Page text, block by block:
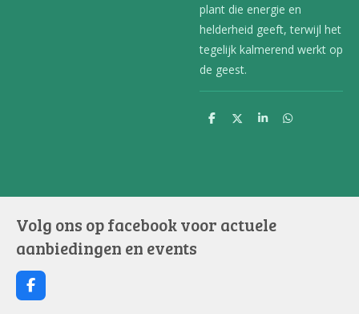
plant die energie en
helderheid geeft, terwijl het
tegelijk kalmerend werkt op
de geest.
D
D
S
D
Volg ons op facebook voor actuele
aanbiedingen en events
F
a